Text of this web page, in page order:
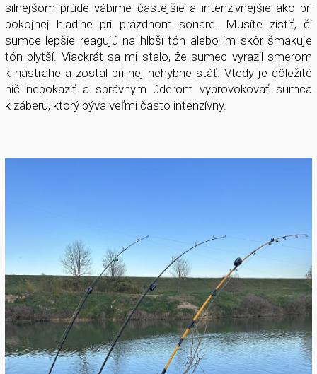
silnejšom prúde vábime častejšie a intenzívnejšie ako pri
pokojnej hladine pri prázdnom sonare. Musíte zistiť, či
sumce lepšie reagujú na hlbší tón alebo im skôr šmakuje
tón plytší. Viackrát sa mi stalo, že sumec vyrazil smerom
k nástrahe a zostal pri nej nehybne stáť. Vtedy je dôležité
nič nepokaziť a správnym úderom vyprovokovať sumca
k záberu, ktorý býva veľmi často intenzívny.